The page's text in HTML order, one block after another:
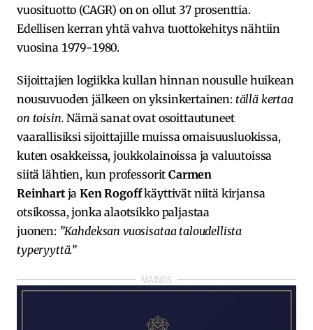
vuosituotto (CAGR) on on ollut 37 prosenttia.
Edellisen kerran yhtä vahva tuottokehitys nähtiin
vuosina 1979-1980.
Sijoittajien logiikka kullan hinnan nousulle huikean
nousuvuoden jälkeen on yksinkertainen: tällä kertaa
on toisin. Nämä sanat ovat osoittautuneet
vaarallisiksi sijoittajille muissa omaisuusluokissa,
kuten osakkeissa, joukkolainoissa ja valuutoissa
siitä lähtien, kun professoritCarmen
ReinhartjaKen Rogoffkäyttivät niitä kirjansa
otsikossa, jonka alaotsikko paljastaa
juonen: ”Kahdeksan vuosisataa taloudellista
typeryyttä.”